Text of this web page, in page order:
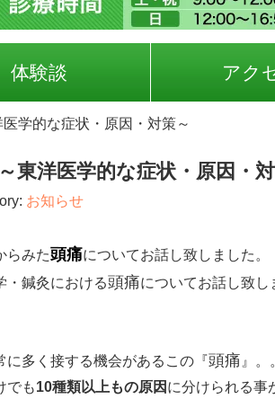
体験談 アク
学的な症状・原因・対策～
洋医学的な症状・原因・
お知らせ
らみた頭痛についてお話し致しました。
・鍼灸における頭痛についてお話し致し
に多く接する機会があるこの『頭痛 』。
でも10種類以上もの原因 に分けられる事